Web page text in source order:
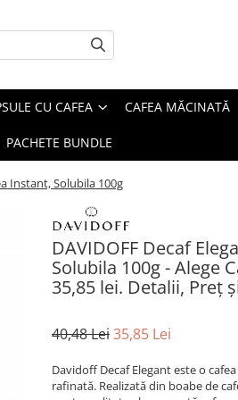
CU CAFEA CAFEA MĂCINATĂ
PACHETE BUNDLE
Instant, Solubila 100g
DAVIDOFF Decaf
Solubila 100g - Alege
35,85 lei. Detalii, Preț
40,48 Lei35,85 Lei
Davidoff Decaf Elegant este o
rafinată. Realizată din boabe de